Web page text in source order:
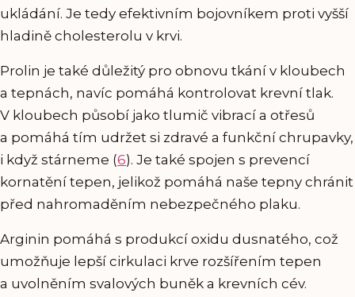
ukládání. Je tedy efektivním bojovníkem proti vyšší
hladině cholesterolu v krvi.
Prolin je také důležitý pro obnovu tkání v kloubech
a tepnách, navíc pomáhá kontrolovat krevní tlak.
V kloubech působí jako tlumič vibrací a otřesů
a pomáhá tím udržet si zdravé a funkční chrupavky,
i když stárneme (6). Je také spojen s prevencí
kornatění tepen, jelikož pomáhá naše tepny chránit
před nahromaděním nebezpečného plaku.
Arginin pomáhá s produkcí oxidu dusnatého, což
umožňuje lepší cirkulaci krve rozšířením tepen
a uvolněním svalových buněk a krevních cév.